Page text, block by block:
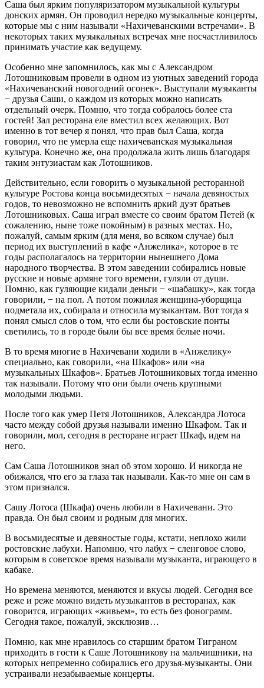
Саша был ярким популяризатором музыкальной культуры
донских армян. Он проводил нередко музыкальные концерты,
которые мы с ним называли «Нахичеванскими встречами». В
некоторых таких музыкальных встречах мне посчастливилось
принимать участие как ведущему.
Особенно мне запомнилось, как мы с Александром
Лотошниковым провели в одном из уютных заведений города
«Нахичеванский новогодний огонек». Выступали музыканты
− друзья Саши, о каждом из которых можно написать
отдельный очерк. Помню, что тогда собралось более ста
гостей! Зал ресторана еле вместил всех желающих. Вот
именно в тот вечер я понял, что прав был Саша, когда
говорил, что не умерла еще нахичеванская музыкальная
культура. Конечно же, она продолжала жить лишь благодаря
таким энтузиастам как Лотошников.
Действительно, если говорить о музыкальной ресторанной
культуре Ростова конца восьмидесятых − начала девяностых
годов, то невозможно не вспомнить яркий дуэт братьев
Лотошниковых. Саша играл вместе со своим братом Петей (к
сожалению, ныне тоже покойным) в разных местах. Но,
пожалуй, самым ярким (для меня, во всяком случае) был
период их выступлений в кафе «Анжелика», которое в те
годы располагалось на территории нынешнего Дома
народного творчества. В этом заведении собирались новые
русские и новые армяне того времени, гуляли от души.
Помню, как гуляющие кидали деньги − «шабашку», как тогда
говорили, − на пол. А потом пожилая женщина-уборщица
подметала их, собирала и относила музыкантам. Вот тогда я
понял смысл слов о том, что если бы ростовские понты
светились, то в городе были бы все время белые ночи.
В то время многие в Нахичевани ходили в «Анжелику»
специально, как говорили, «на Шкафов» или «на
музыкальных Шкафов». Братьев Лотошниковых тогда именно
так называли. Потому что они были очень крупными
молодыми людьми.
После того как умер Петя Лотошников, Александра Лотоса
часто между собой друзья называли именно Шкафом. Так и
говорили, мол, сегодня в ресторане играет Шкаф, идем на
него.
Сам Саша Лотошников знал об этом хорошо. И никогда не
обижался, что его за глаза так называли. Как-то мне он сам в
этом признался.
Сашу Лотоса (Шкафа) очень любили в Нахичевани. Это
правда. Он был своим и родным для многих.
В восьмидесятые и девяностые годы, кстати, неплохо жили
ростовские лабухи. Напомню, что лабух − сленговое слово,
которым в советское время называли музыканта, играющего в
кабаке.
Но времена меняются, меняются и вкусы людей. Сегодня все
реже и реже можно видеть музыкантов в ресторанах, как
говорится, играющих «живьем», то есть без фонограмм.
Сегодня такое, пожалуй, эксклюзив…
Помню, как мне нравилось со старшим братом Тиграном
приходить в гости к Саше Лотошникову на мальчишники, на
которых непременно собирались его друзья-музыканты. Они
устраивали незабываемые концерты.